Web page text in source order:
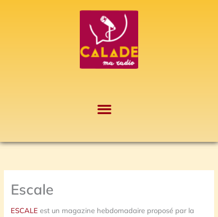
Escale
ESCALE est un magazine hebdomadaire proposé par la